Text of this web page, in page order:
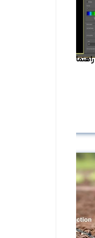
راهنمای آنالیز اسکن فلزیاب،